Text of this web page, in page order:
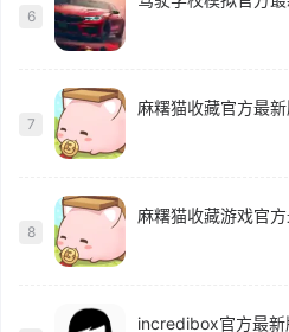
6
7
麻糬猫收藏官方最新
8
麻糬猫收藏游戏官
incredibox官方最新